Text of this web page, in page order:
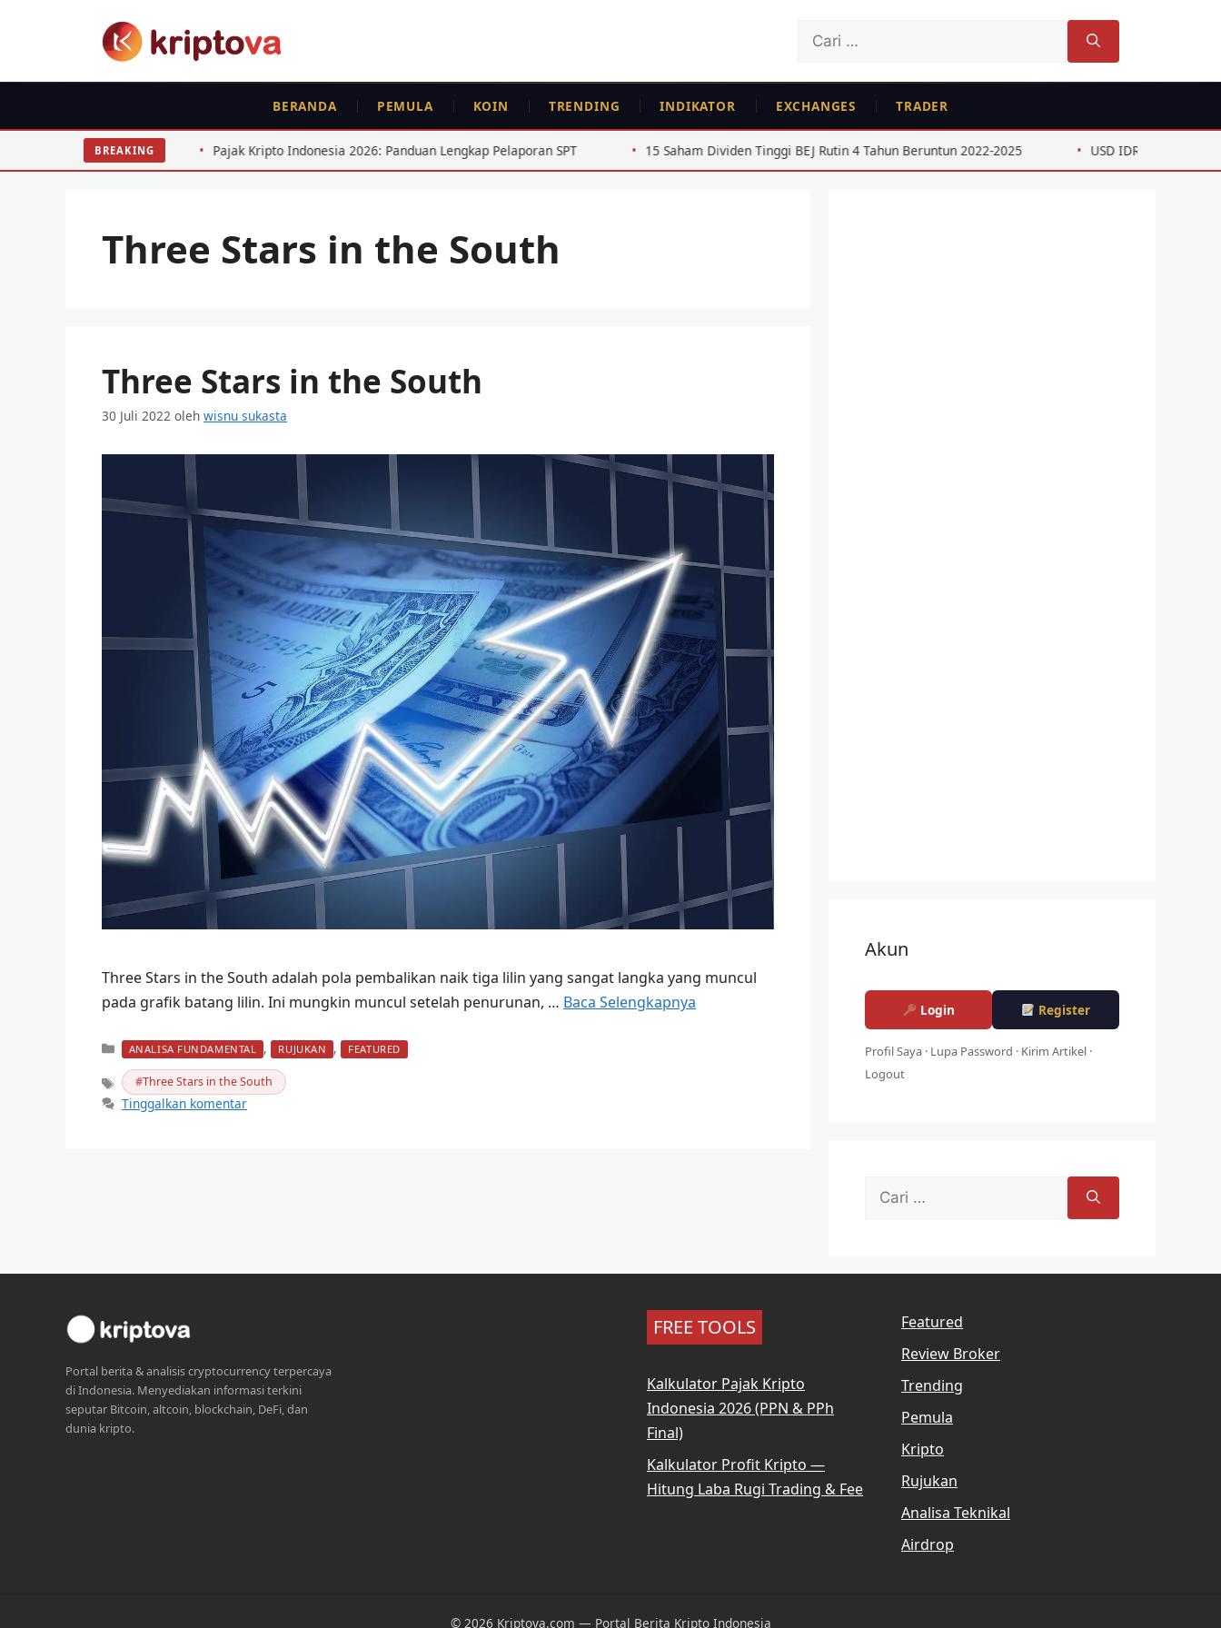
Cari
BERANDA PEMULA KOIN TRENDING INDIKATOR EXCHANGES TRADER
BREAKINGPajak Kripto Indonesia 2026: Panduan Lengkap Pelaporan SPT 15 Saham Dividen Tinggi BEJ Rutin 4 Tahun Beruntun 2022-2025 USD IDR 2026: Dampak
Three Stars in the South
Three Stars in the South
30 Juli 2022 oleh wisnu sukasta
Three Stars in the South adalah pola pembalikan naik tiga lilin yang sangat langka yang muncul
pada grafik batang lilin. Ini mungkin muncul setelah penurunan, … Baca Selengkapnya
Kategori
ANALISA FUNDAMENTAL , RUJUKAN , FEATURED
Tag Three Stars in the South
Tinggalkan komentar
Akun
Login Register
Profil Saya · Lupa Password · Kirim Artikel ·
Logout
Cari
Portal berita & analisis cryptocurrency terpercaya
di Indonesia. Menyediakan informasi terkini
seputar Bitcoin, altcoin, blockchain, DeFi, dan
dunia kripto.
FREE TOOLS
Kalkulator Pajak Kripto
Indonesia 2026 (PPN & PPh
Final)
Kalkulator Profit Kripto —
Hitung Laba Rugi Trading & Fee
Featured
Review Broker
Trending
Pemula
Kripto
Rujukan
Analisa Teknikal
Airdrop
© 2026 Kriptova.com — Portal Berita Kripto Indonesia